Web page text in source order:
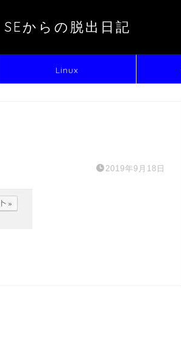
SEからの脱出日記
Linux
2019年9月18日